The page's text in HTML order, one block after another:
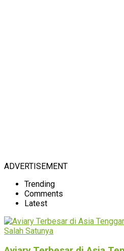
ADVERTISEMENT
Trending
Comments
Latest